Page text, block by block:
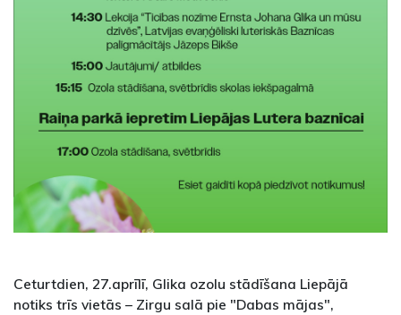
Ceturtdien, 27.aprīlī, Glika ozolu stādīšana Liepājā
notiks trīs vietās – Zirgu salā pie "Dabas mājas",